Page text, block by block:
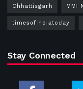
Chhattisgarh MMI
timesofindiatoday
Stay Connected